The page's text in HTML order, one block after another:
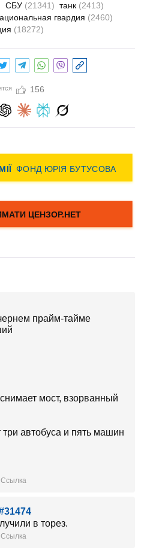
СБУ (21341) танк (2413)
гвардия (2460)
(18272)
156
прайм-тайме
мост, взорванный
автобуса и пять машин
с орлами, две
Ссылка
в торез.
Ссылка